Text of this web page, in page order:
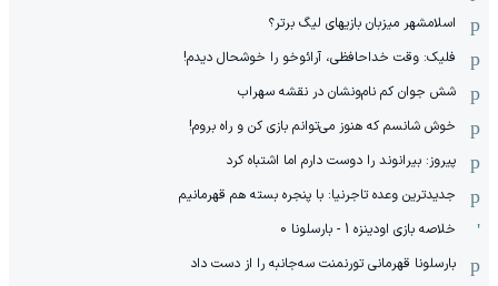
اسلامشهر میزبان بازیهای لیگ برتر؟
فلیک: وقت خداحافظی، آرائوخو را خوشحال دیدم!
شش جوان کم نام‌و‌نشان در نقشه سهراب
خوش شانسم که هنوز می‌توانم بازی کن و راه بروم!
پیروز: بیرانوند را دوست دارم اما اشتباه کرد
جدیدترین وعده تاجرنیا: با پنجره بسته هم قهرمانیم
خلاصه بازی اودینزه 1 - بارسلونا 0
بارسلونا قهرمانی تورنمنت سه‌جانبه را از دست داد